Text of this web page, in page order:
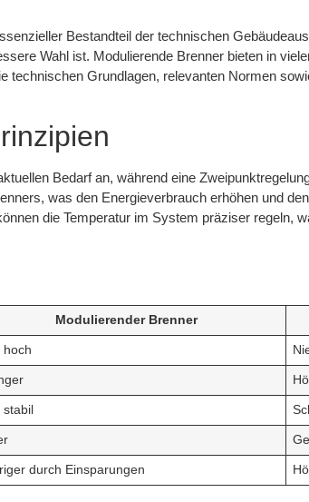
Bestandteil der technischen
Wahl ist. Modulierende Brenner bieten in
Grundlagen, relevanten Normen
Bedarf an, während eine
was den Energieverbrauch erhöhen und
die Temperatur im System präziser regeln,
Modulierender Brenner
hoch
durch Einsparungen